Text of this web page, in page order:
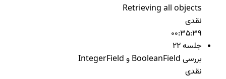
Retrieving all objects
نقدی
00:35:39
جلسه 22
بررسی BooleanField و IntegerField
نقدی